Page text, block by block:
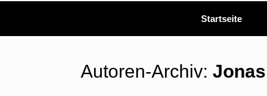
Startseite
Autoren-Archiv: Jonas